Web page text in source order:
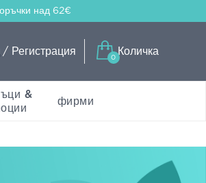
над 62€
/ Регистрация
0
Количка
&
фирми